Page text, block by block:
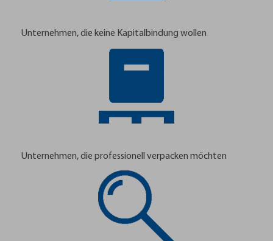
Unternehmen, die keine Kapitalbindung wollen
Unternehmen, die professionell verpacken möchten